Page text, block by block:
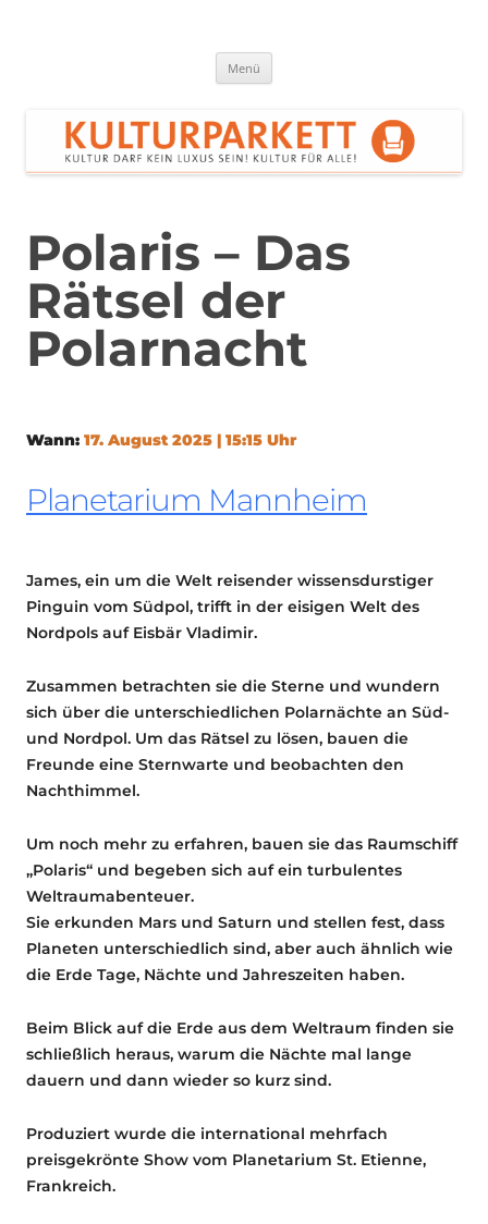
Menü
Polaris – Das
Rätsel der
Polarnacht
Wann: 17. August 2025 | 15:15 Uhr
Planetarium Mannheim
James, ein um die Welt reisender wissensdurstiger
Pinguin vom Südpol, trifft in der eisigen Welt des
Nordpols auf Eisbär Vladimir.
Zusammen betrachten sie die Sterne und wundern
sich über die unterschiedlichen Polarnächte an Süd-
und Nordpol. Um das Rätsel zu lösen, bauen die
Freunde eine Sternwarte und beobachten den
Nachthimmel.
Um noch mehr zu erfahren, bauen sie das Raumschiff
„Polaris“ und begeben sich auf ein turbulentes
Weltraumabenteuer.
Sie erkunden Mars und Saturn und stellen fest, dass
Planeten unterschiedlich sind, aber auch ähnlich wie
die Erde Tage, Nächte und Jahreszeiten haben.
Beim Blick auf die Erde aus dem Weltraum finden sie
schließlich heraus, warum die Nächte mal lange
dauern und dann wieder so kurz sind.
Produziert wurde die international mehrfach
preisgekrönte Show vom Planetarium St. Etienne,
Frankreich.